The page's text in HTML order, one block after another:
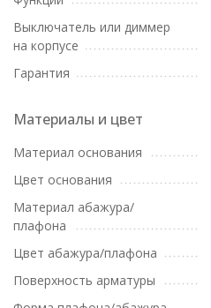
Выключатель или диммер
на корпусе
Гарантия
Материалы и цвет
Материал основания
Цвет основания
Материал абажура/
плафона
Цвет абажура/плафона
Поверхность арматуры